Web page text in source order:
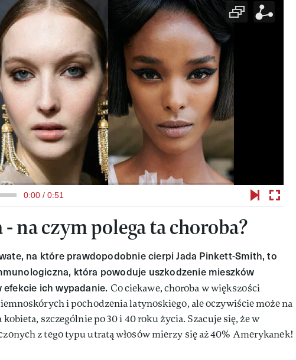
0:00 / 0:51
na czym polega ta choroba?
na które prawdopodobnie cierpi Jada Pinkett-Smith, to
która powoduje uszkodzenie mieszków
efekcie ich wypadanie. Co ciekawe, choroba w większości
i pochodzenia latynoskiego, ale oczywiście może na
kobieta, szczególnie po 30 i 40 roku życia. Szacuje się, że w
z tego typu utratą włosów mierzy się aż 40% Amerykanek!